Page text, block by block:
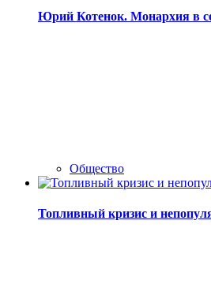
Юрий Котенок. Монархия в
Общество
Топливный кризис и